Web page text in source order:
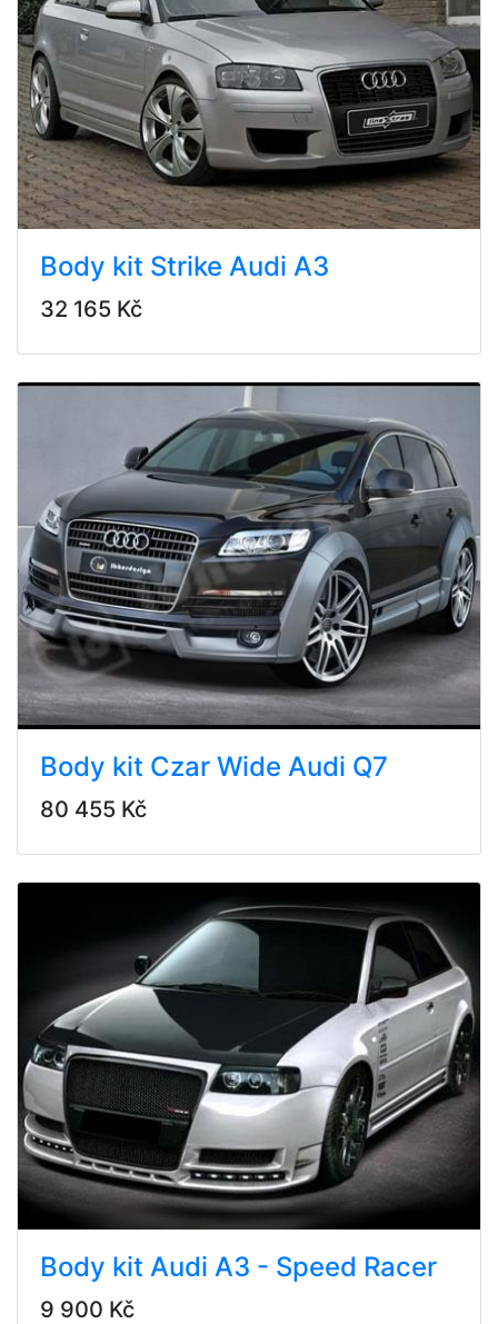
Body kit Strike Audi A3
32 165 Kč
Body kit Czar Wide Audi Q7
80 455 Kč
Body kit Audi A3 - Speed Racer
9 900 Kč